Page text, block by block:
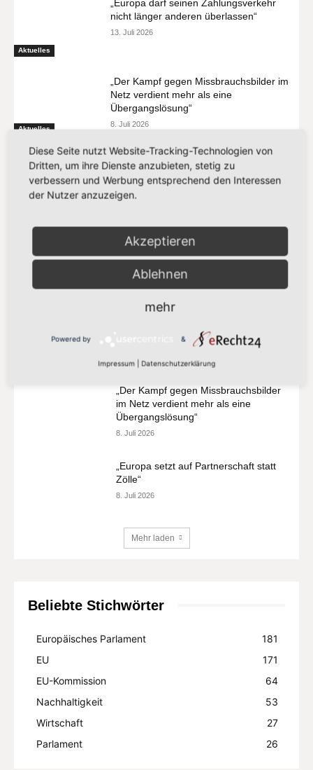
Aktuelles
„Europa darf seinen Zahlungsverkehr
nicht länger anderen überlassen“
13. Juli 2026
Aktuelles
„Der Kampf gegen Missbrauchsbilder im
Netz verdient mehr als eine
Übergangslösung“
8. Juli 2026
„Vorschlag bleibt hinter den
Klimazielen zurück“
21. Juli 2026
„Europa darf seinen Zahlungsverkehr
nicht länger anderen überlassen“
„Der Kampf gegen Missbrauchsbilder
im Netz verdient mehr als eine
Übergangslösung“
8. Juli 2026
„Europa setzt auf Partnerschaft statt
Zölle“
8. Juli 2026
Mehr laden
Beliebte Stichwörter
Europäisches Parlament
181
EU
171
EU-Kommission
64
Nachhaltigkeit
53
Wirtschaft
27
Parlament
26
Diese Seite nutzt Website-Tracking-Technologien von
Dritten, um ihre Dienste anzubieten, stetig zu
verbessern und Werbung entsprechend den Interessen
der Nutzer anzuzeigen.
Akzeptieren
Ablehnen
mehr
Powered by &
Impressum Datenschutzerklärung